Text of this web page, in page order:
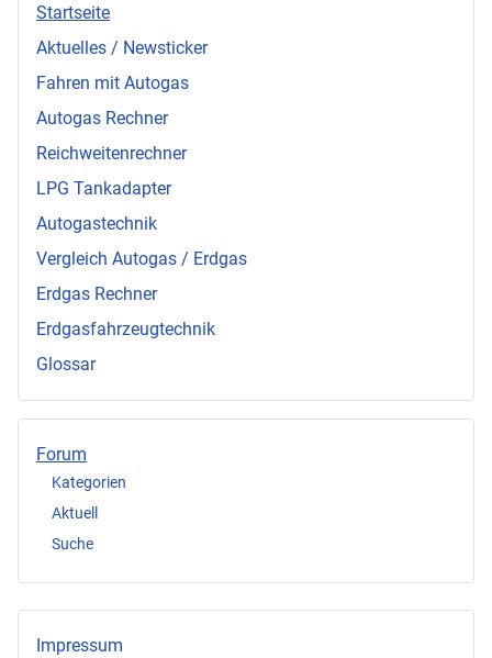
Startseite
Aktuelles / Newsticker
Fahren mit Autogas
Autogas Rechner
Reichweitenrechner
LPG Tankadapter
Autogastechnik
Vergleich Autogas / Erdgas
Erdgas Rechner
Erdgasfahrzeugtechnik
Glossar
Forum
Kategorien
Aktuell
Suche
Impressum